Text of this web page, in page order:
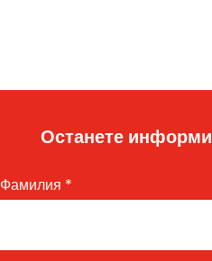
Останете
Фамилия *